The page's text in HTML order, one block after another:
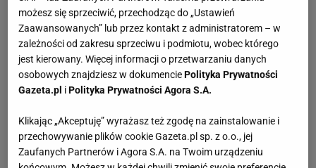
możesz się sprzeciwić, przechodząc do „Ustawień
Zaawansowanych” lub przez kontakt z administratorem – w
zależności od zakresu sprzeciwu i podmiotu, wobec którego
jest kierowany. Więcej informacji o przetwarzaniu danych
osobowych znajdziesz w dokumenciePolityka Prywatności
Gazeta.pl iPolityka Prywatności Agora S.A.
Klikając „Akceptuję” wyrażasz też zgodę na zainstalowanie i
przechowywanie plików cookie Gazeta.pl sp. z o.o., jej
Zaufanych Partnerów i Agora S.A. na Twoim urządzeniu